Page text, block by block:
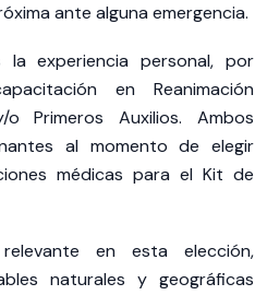
ante alguna emergencia.
la experiencia personal, por
en Reanimación
o Primeros Auxilios. Ambos
al momento de elegir
médicas para el Kit de
en esta elección,
naturales y geográficas